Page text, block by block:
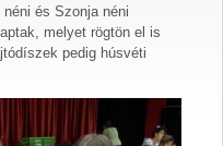
és Szonja néni
melyet rögtön el is
pedig húsvéti